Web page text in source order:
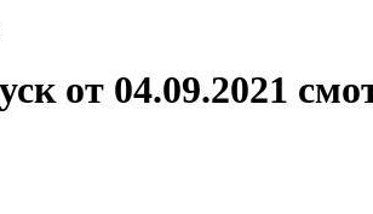
04.09.2021